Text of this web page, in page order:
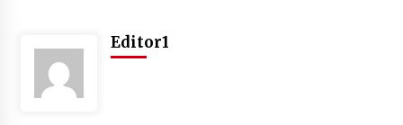
Editor1